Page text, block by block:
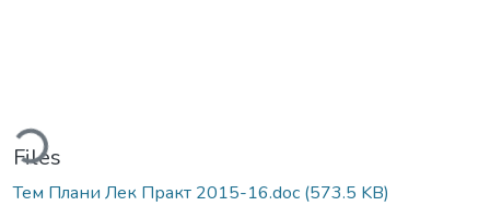
Files
Тем Плани Лек Практ 2015-16.doc (573.5 KB)